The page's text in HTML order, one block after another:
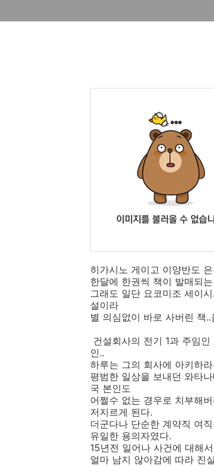
히가시노 게이고 이양반도
한달에 한권씩 책이 발매되
그래도 일단 요코미조 세이
설이라
별 의심없이 바로 사버린 책..
건설회사의 전기 1과 주임
인..
하루는 그의 회사에 아키하
평범한 일상을 보내던 와타
국 본인도
어쩔수 없는 경우로 치부해
저지르게 된다.
더군다나 단순한 계약직 여
유일한 용의자였다.
15년전 일어나 사건에 대해
얼마 남지 않아감에 따라 진